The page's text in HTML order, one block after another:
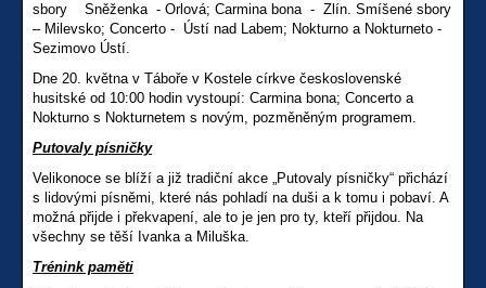
sbory Sněženka - Orlová; Carmina bona - Zlín. Smíšené sbory
– Milevsko; Concerto - Ústí nad Labem; Nokturno a Nokturneto -
Sezimovo Ústí.
Dne 20. května v Táboře v Kostele církve československé
husitské od 10:00 hodin vystoupí: Carmina bona; Concerto a
Nokturno s Nokturnetem s novým, pozměněným programem.
Putovaly písničky
Velikonoce se blíží a již tradiční akce „Putovaly písničky“ přichází
s lidovými písněmi, které nás pohladí na duši a k tomu i pobaví. A
možná přijde i překvapení, ale to je jen pro ty, kteří přijdou. Na
všechny se těší Ivanka a Miluška.
Trénink paměti